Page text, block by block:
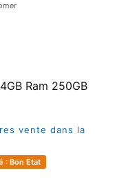
Ram 250GB
vente dans la
: Bon Etat